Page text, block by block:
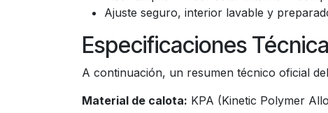
Ajuste seguro, interior lavable y
Especificaciones
A continuación, un resumen técnico oficial
Material de calota: KPA (Kinetic Polymer